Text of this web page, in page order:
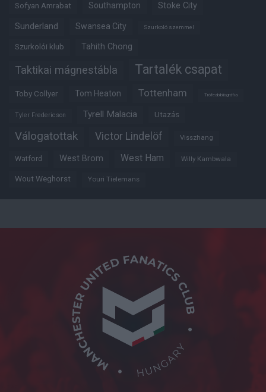
Sofyan Amrabat Southampton Stoke City
Sunderland Swansea City Szurkoló szemmel
Szurkolói klub Tahith Chong
Taktikai mágnestábla Tartalék csapat
Toby Collyer Tom Heaton Tottenham Trófeabibliográfia
Tyler Fredericson Tyrell Malacia Utazás
Válogatottak Victor Lindelöf Visszhang
Watford West Brom West Ham Willy Kambwala
Wout Weghorst Youri Tielemans